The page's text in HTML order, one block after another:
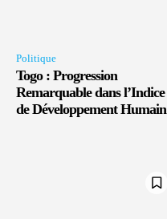
Politique
Togo : Progression
Remarquable dans l’Indice
de Développement Humain